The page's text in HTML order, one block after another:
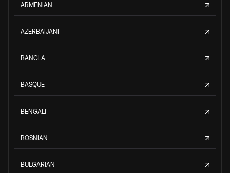
ARMENIAN
AZERBAIJANI
BANGLA
BASQUE
BENGALI
BOSNIAN
BULGARIAN